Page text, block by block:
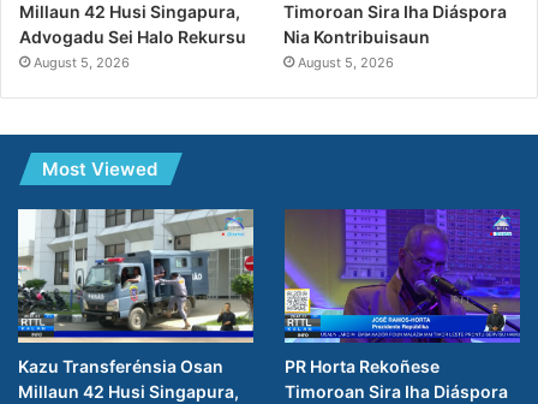
Millaun 42 Husi Singapura,
Advogadu Sei Halo Rekursu
August 5, 2026
Timoroan Sira Iha Diáspora
Nia Kontribuisaun
August 5, 2026
Most Viewed
Kazu Transferénsia Osan
Millaun 42 Husi Singapura,
PR Horta Rekoñese
Timoroan Sira Iha Diáspora